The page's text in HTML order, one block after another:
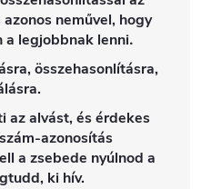
neművel, hogy
a legjobbnak lenni.
összehasonlításra,
az alvást, és érdekes
azonosítás
a zsebede nyúlnod a
ki hív.